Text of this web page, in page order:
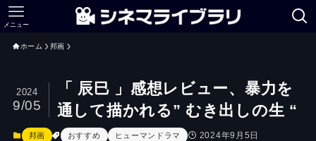
メニュー
ホーム 邦画
「 辰巳 」感想レビュー、暴力を
通して描かれる” むき出しの生 “
2024
9/05
邦画 おすすめ ヒューマンドラマ 2024年9月5日